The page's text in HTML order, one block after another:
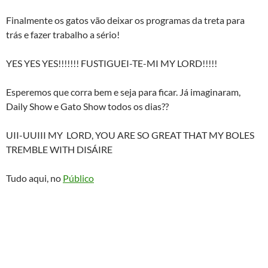
Finalmente os gatos vão deixar os programas da treta para
trás e fazer trabalho a sério!
YES YES YES!!!!!!! FUSTIGUEI-TE-MI MY LORD!!!!!
Esperemos que corra bem e seja para ficar. Já imaginaram,
Daily Show e Gato Show todos os dias??
UII-UUIII MY LORD, YOU ARE SO GREAT THAT MY BOLES
TREMBLE WITH DISÁIRE
Tudo aqui, no Público